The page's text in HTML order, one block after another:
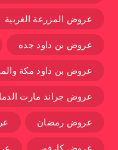
عروض المزرعة الغربية
عروض بن داود جده
عروض بن داود مكة
عروض جراند مارت
عروض رمضان